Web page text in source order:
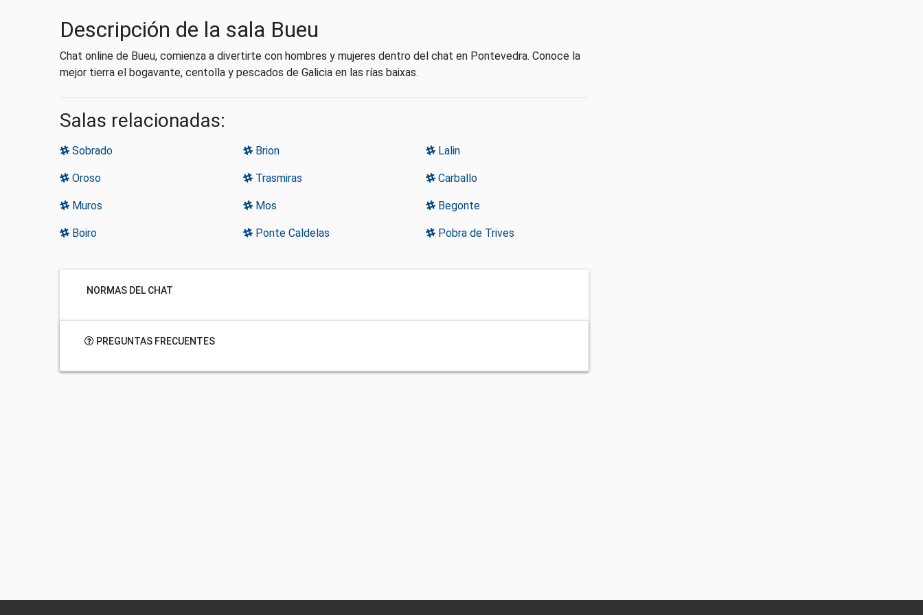
Descripción de la sala Bueu
Chat online de Bueu, comienza a divertirte con hombres y mujeres dentro del chat en Pontevedra. Conoce la
mejor tierra el bogavante, centolla y pescados de Galicia en las rías baixas.
Salas relacionadas:
Sobrado Brion Lalin
Oroso Trasmiras Carballo
Muros Mos Begonte
Boiro Ponte Caldelas Pobra de Trives
NORMAS DEL CHAT
PREGUNTAS FRECUENTES